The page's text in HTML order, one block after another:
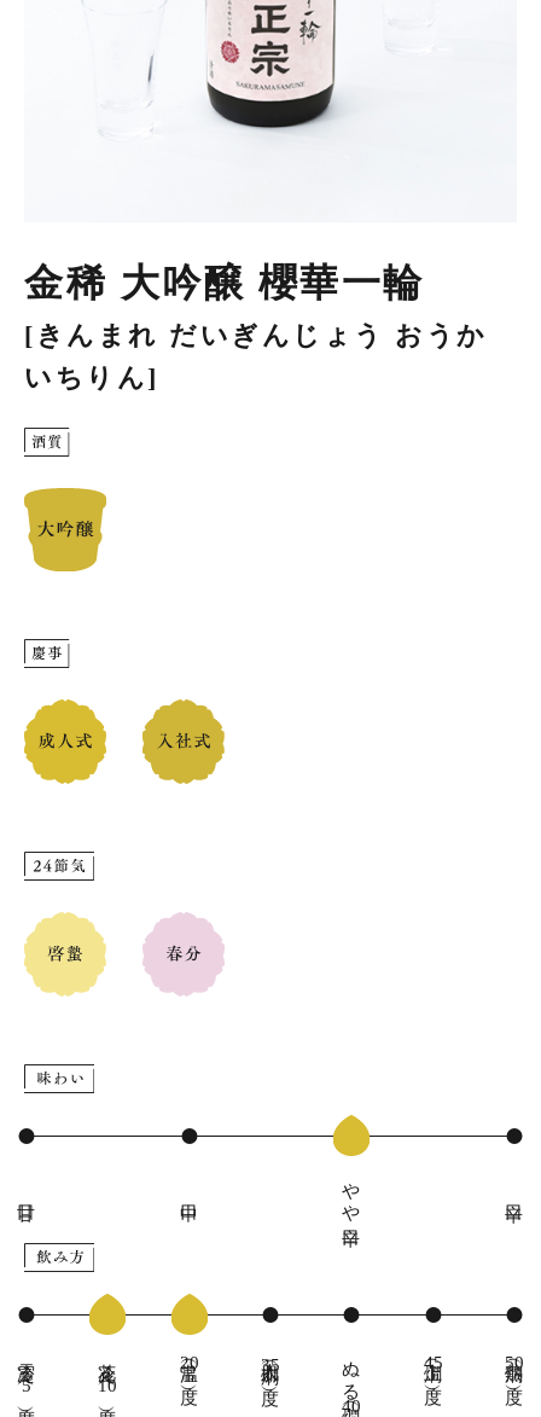
金稀 大吟醸 櫻華一輪
[きんまれ だいぎんじょう おうか
いちりん]
やや辛口
雪冷え（
5
花冷え（
10
20 35 ぬる燗（
40
45 50